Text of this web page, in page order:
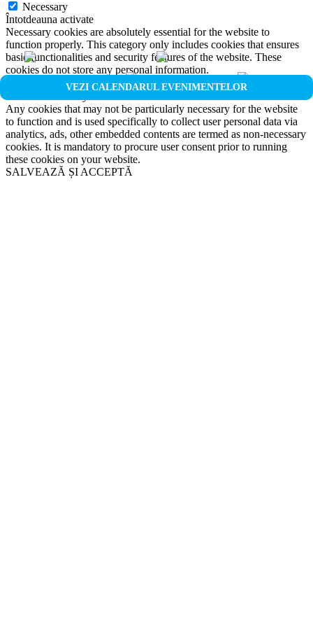
VEZI CALENDARUL EVENIMENTELOR
Necessary
Întotdeauna activate
Necessary cookies are absolutely essential for the website to
function properly. This category only includes cookies that ensures
basic functionalities and security features of the website. These
cookies do not store any personal information.
Non-necessary
Any cookies that may not be particularly necessary for the website
to function and is used specifically to collect user personal data via
analytics, ads, other embedded contents are termed as non-necessary
cookies. It is mandatory to procure user consent prior to running
these cookies on your website.
SALVEAZĂ ȘI ACCEPTĂ